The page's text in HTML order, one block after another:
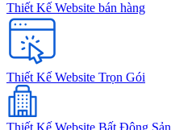
Thiết Kế Website bán hàng
Thiết Kế Website Trọn Gói
Thiết Kế Website Bất Động Sản